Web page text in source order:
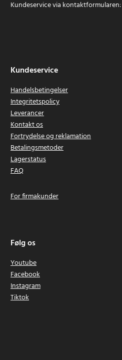
Kundeservice via kontaktformularen:
Kundeservice
Handelsbetingelser
Integritetspolicy
Leverancer
Kontakt os
Fortrydelse og reklamation
Betalingsmetoder
Lagerstatus
FAQ
For firmakunder
Følg os
Youtube
Facebook
Instagram
Tiktok